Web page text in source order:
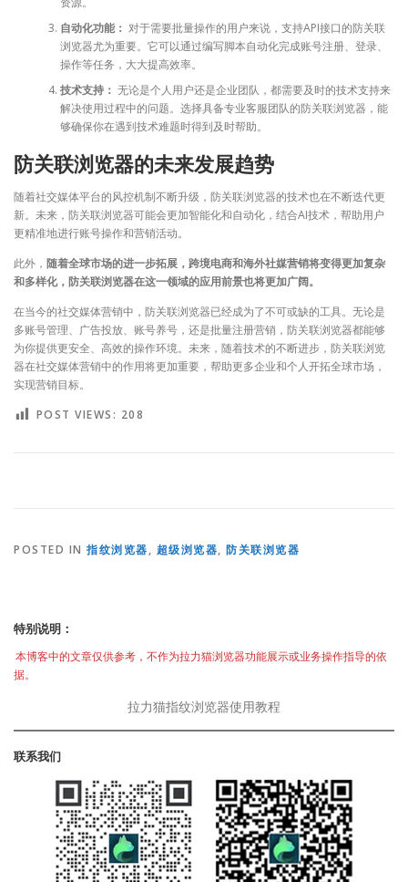
自动化功能： 对于需要批量操作的用户来说，支持API接口的防关联
浏览器尤为重要。它可以通过编写脚本自动化完成账号注册、登录、
操作等任务，大大提高效率。
技术支持： 无论是个人用户还是企业团队，都需要及时的技术支持来
解决使用过程中的问题。选择具备专业客服团队的防关联浏览器，能
够确保你在遇到技术难题时得到及时帮助。
防关联浏览器的未来发展趋势
随着社交媒体平台的风控机制不断升级，防关联浏览器的技术也在不断迭代更
新。未来，防关联浏览器可能会更加智能化和自动化，结合AI技术，帮助用户
更精准地进行账号操作和营销活动。
此外， 随着全球市场的进一步拓展，跨境电商和海外社媒营销将变得更加复杂
和多样化，防关联浏览器在这一领域的应用前景也将更加广阔。
在当今的社交媒体营销中，防关联浏览器已经成为了不可或缺的工具。无论是
多账号管理、广告投放、账号养号，还是批量注册营销，防关联浏览器都能够
为你提供更安全、高效的操作环境。未来，随着技术的不断进步，防关联浏览
器在社交媒体营销中的作用将更加重要，帮助更多企业和个人开拓全球市场，
实现营销目标。
POST VIEWS: 208
POSTED IN 指纹浏览器, 超级浏览器, 防关联浏览器
特别说明：
本博客中的文章仅供参考，不作为拉力猫浏览器功能展示或业务操作指导的依
据。
拉力猫指纹浏览器使用教程
联系我们